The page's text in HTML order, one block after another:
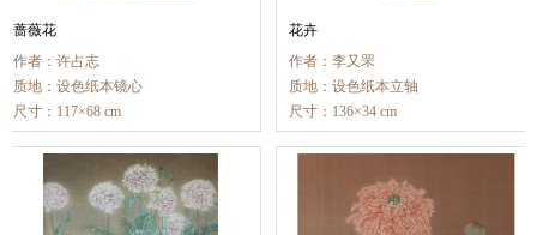
蔷薇花
作者：许占志
质地：设色纸本镜心
尺寸：117×68 cm
花卉
作者：李又罘
质地：设色纸本立轴
尺寸：136×34 cm